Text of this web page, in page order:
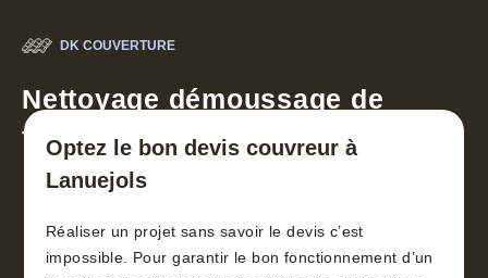
DK COUVERTURE
Nettoyage démoussage de
toiture 30
Optez le bon devis couvreur à
Lanuejols
Réaliser un projet sans savoir le devis c’est
impossible. Pour garantir le bon fonctionnement d’un